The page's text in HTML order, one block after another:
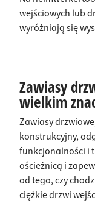
wejściowych lub
wyróżniają się
Zawiasy
wielkim
Zawiasy
konstrukcyjny,
funkcjonalności i
ościeżnicą i
od tego, czy
ciężkie drzwi